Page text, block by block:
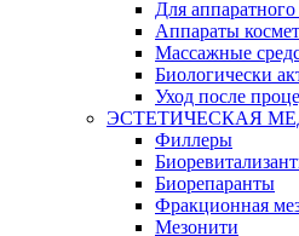
Для
Аппараты
Массажные
Биологически
Уход после
ЭСТЕТИЧЕСКАЯ
Филлеры
Биорепаранты
Фракционная
Мезонити